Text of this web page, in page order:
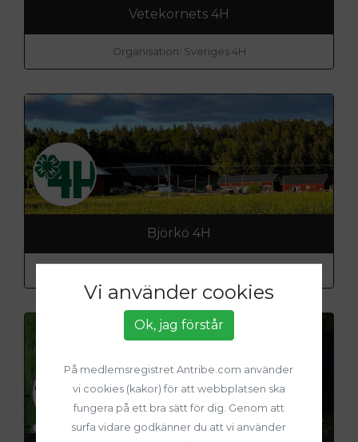
Vetekornets 4H
Organisation: Sveriges 4H
Björkö 4H
Vi använder cookies
Ok, jag förstår
På medlemsregistret Antribe.com använder
vi cookies (kakor) för att webbplatsen ska
fungera på ett bra sätt för dig. Genom att
surfa vidare godkänner du att vi använder